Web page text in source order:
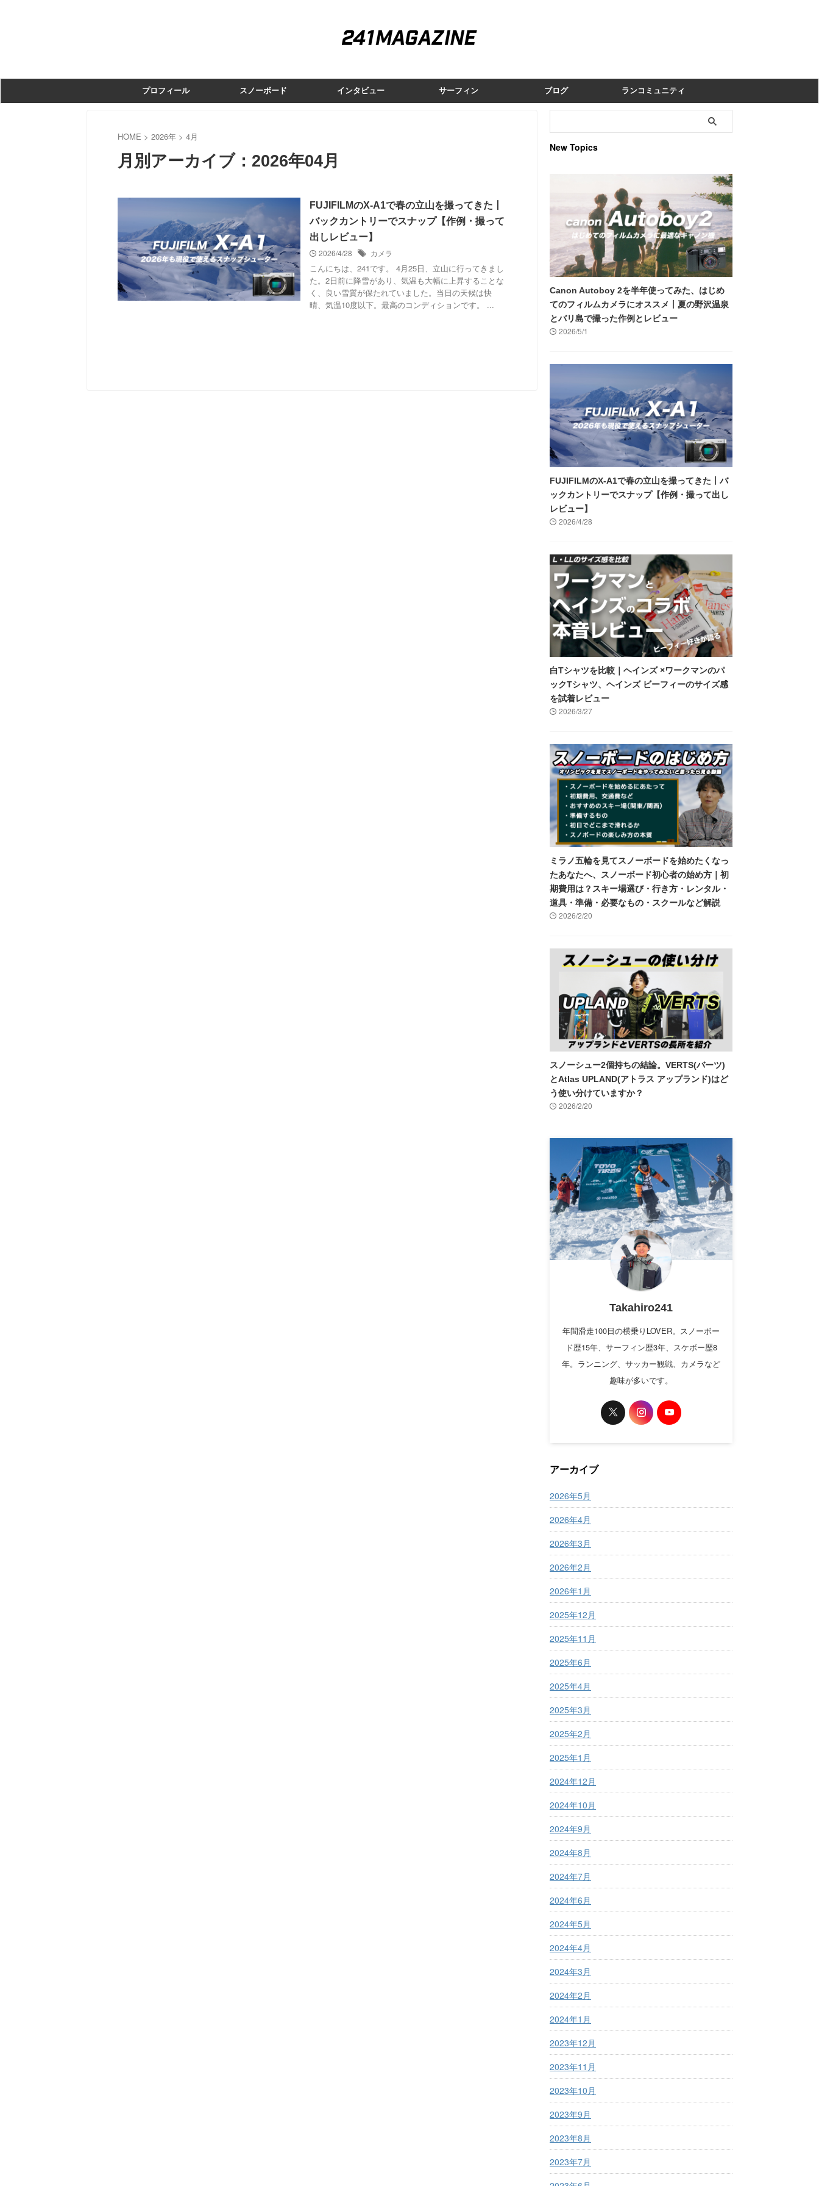
プロフィール スノーボード インタビュー サーフィン ブログ ランコミュニティ
HOME > 2026年 > 4月
月別アーカイブ：2026年04月
FUJIFILMのX-A1で春の立山を撮ってきた丨
バックカントリーでスナップ【作例・撮って
出しレビュー】
2026/4/28
カメラ
こんにちは、241です。 4月25日、立山に行ってきまし
た。2日前に降雪があり、気温も大幅に上昇することな
く、良い雪質が保たれていました。当日の天候は快
晴、気温10度以下。最高のコンディションです。 ...
New Topics
Canon Autoboy 2を半年使ってみた、はじめ
てのフィルムカメラにオススメ丨夏の野沢温泉
とバリ島で撮った作例とレビュー
2026/5/1
FUJIFILMのX-A1で春の立山を撮ってきた丨バ
ックカントリーでスナップ【作例・撮って出し
レビュー】
2026/4/28
白Tシャツを比較｜ヘインズ ×ワークマンのパ
ックTシャツ、ヘインズ ビーフィーのサイズ感
を試着レビュー
2026/3/27
ミラノ五輪を見てスノーボードを始めたくなっ
たあなたへ、スノーボード初心者の始め方｜初
期費用は？スキー場選び・行き方・レンタル・
道具・準備・必要なもの・スクールなど解説
2026/2/20
スノーシュー2個持ちの結論。VERTS(バーツ)
とAtlas UPLAND(アトラス アップランド)はど
う使い分けていますか？
2026/2/20
Takahiro241
年間滑走100日の横乗りLOVER。スノーボー
ド歴15年、サーフィン歴3年、スケボー歴8
年。ランニング、サッカー観戦、カメラなど
趣味が多いです。
アーカイブ
2026年5月
2026年4月
2026年3月
2026年2月
2026年1月
2025年12月
2025年11月
2025年6月
2025年4月
2025年3月
2025年2月
2025年1月
2024年12月
2024年10月
2024年9月
2024年8月
2024年7月
2024年6月
2024年5月
2024年4月
2024年3月
2024年2月
2024年1月
2023年12月
2023年11月
2023年10月
2023年9月
2023年8月
2023年7月